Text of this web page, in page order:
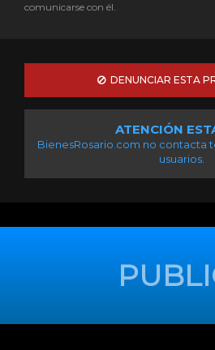
comunicarse con él.
DENUNCIAR ESTA
ATENCIÓN
BienesRosario.com no contacta
usuarios.